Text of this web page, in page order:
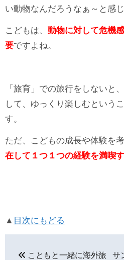
い動物なんだろうなぁ～と感じ
こどもは、 動物に対して危機
要ですよね。
「旅育」での旅行をしないと
して、ゆっくり楽しむという
す。
ただ、こどもの成長や体験を考
在して１つ１つの経験を満喫
▲ 目次にもどる
こともと一緒に海外旅 サ